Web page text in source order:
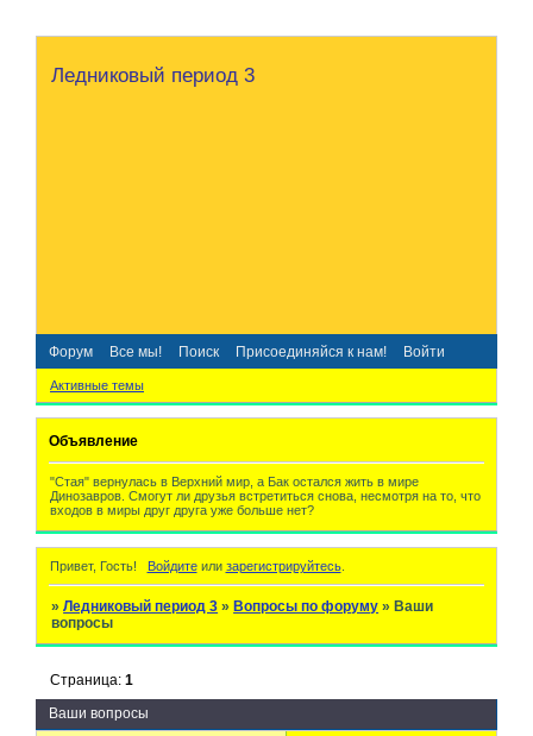
Ледниковый период 3
Форум Все мы! Поиск Присоединяйся к нам! Войти
Активные темы
Объявление
"Стая" вернулась в Верхний мир, а Бак остался жить в мире
Динозавров. Смогут ли друзья встретиться снова, несмотря на то, что
входов в миры друг друга уже больше нет?
Привет, Гость! Войдитеили зарегистрируйтесь.
»Ледниковый период 3 » Вопросы по форуму » Ваши
вопросы
Ваши вопросы
Страница:1